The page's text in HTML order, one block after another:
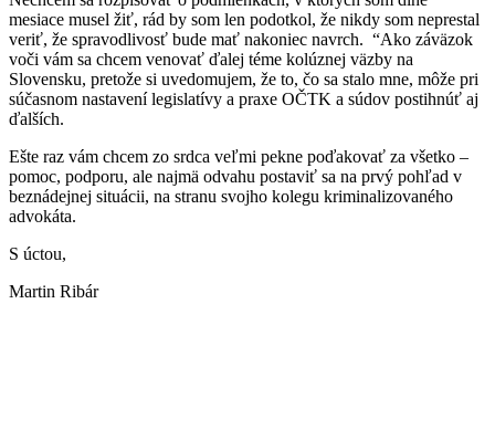
mesiace musel žiť, rád by som len podotkol, že nikdy som neprestal
veriť, že spravodlivosť bude mať nakoniec navrch. “Ako záväzok
voči vám sa chcem venovať ďalej téme kolúznej väzby na
Slovensku, pretože si uvedomujem, že to, čo sa stalo mne, môže pri
súčasnom nastavení legislatívy a praxe OČTK a súdov postihnúť aj
ďalších.
Ešte raz vám chcem zo srdca veľmi pekne poďakovať za všetko –
pomoc, podporu, ale najmä odvahu postaviť sa na prvý pohľad v
beznádejnej situácii, na stranu svojho kolegu kriminalizovaného
advokáta.
S úctou,
Martin Ribár